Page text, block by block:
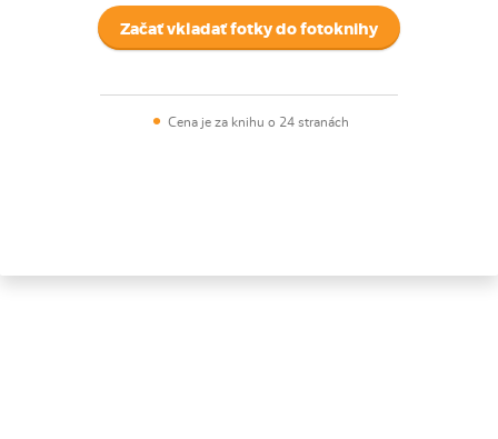
Začať vkladať fotky do fotoknihy
Cena je za knihu o 24 stranách